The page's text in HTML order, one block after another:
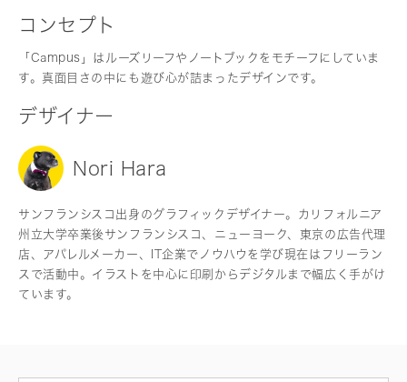
コンセプト
「Campus」はルーズリーフやノートブックをモチーフにしていま
す。真面目さの中にも遊び心が詰まったデザインです。
デザイナー
Nori Hara
サンフランシスコ出身のグラフィックデザイナー。カリフォルニア
州立大学卒業後サンフランシスコ、ニューヨーク、東京の広告代理
店、アパレルメーカー、IT企業でノウハウを学び現在はフリーラン
スで活動中。イラストを中心に印刷からデジタルまで幅広く手がけ
ています。